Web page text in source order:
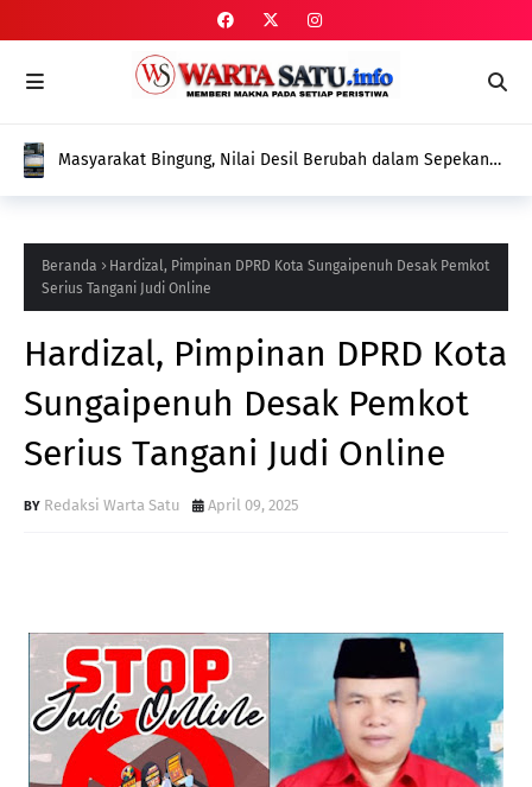
Masyarakat Bingung, Nilai Desil Berubah dalam Sepekan
Penjelasan
Beranda
Hardizal, Pimpinan DPRD Kota Sungaipenuh Desak Pemkot
Serius Tangani Judi Online
Hardizal, Pimpinan DPRD Kota
Sungaipenuh Desak Pemkot
Serius Tangani Judi Online
Redaksi Warta Satu April 09, 2025